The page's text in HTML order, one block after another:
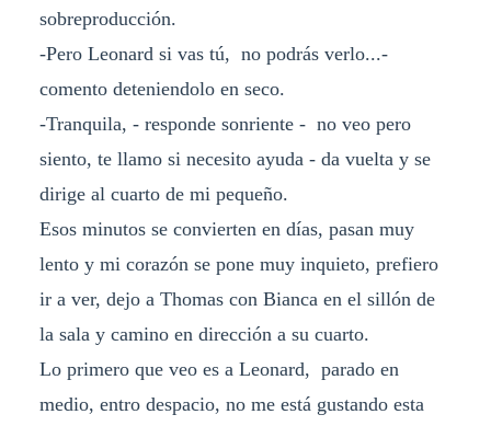
sobreproducción.
-Pero Leonard si vas tú, no podrás verlo...-
comento deteniendolo en seco.
-Tranquila, - responde sonriente - no veo pero
siento, te llamo si necesito ayuda - da vuelta y se
dirige al cuarto de mi pequeño.
Esos minutos se convierten en días, pasan muy
lento y mi corazón se pone muy inquieto, prefiero
ir a ver, dejo a Thomas con Bianca en el sillón de
la sala y camino en dirección a su cuarto.
Lo primero que veo es a Leonard, parado en
medio, entro despacio, no me está gustando esta